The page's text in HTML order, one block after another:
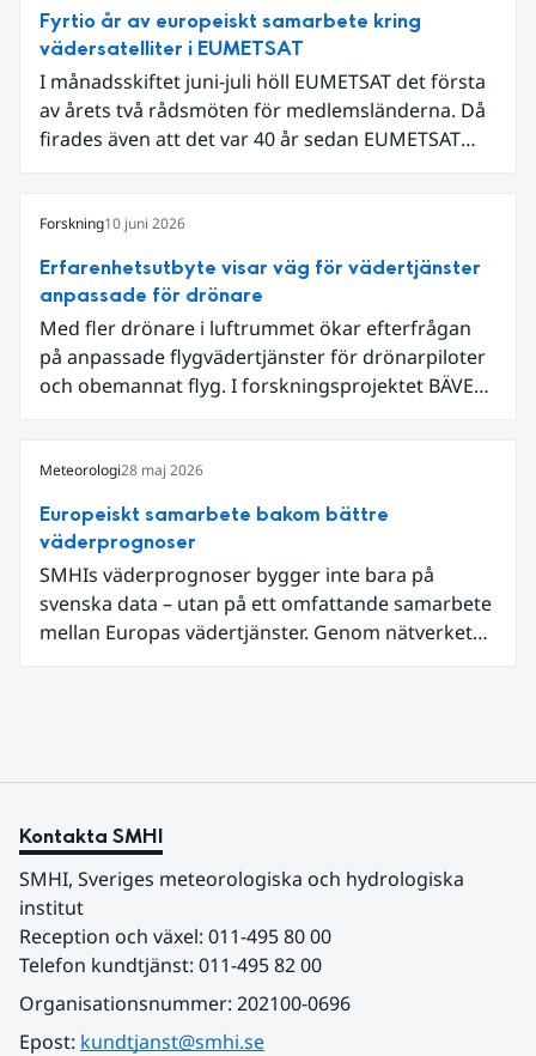
Fyrtio år av europeiskt samarbete kring
vädersatelliter i EUMETSAT
I månadsskiftet juni-juli höll EUMETSAT det första
av årets två rådsmöten för medlemsländerna. Då
firades även att det var 40 år sedan EUMETSAT
nu vuxit till ett internationellt samarbete som
både driver teknikutveckling och skapar
samhällsnytta genom meteorologiska satellitdata.
Forskning10 juni 2026
Erfarenhetsutbyte visar väg för vädertjänster
anpassade för drönare
Med fler drönare i luftrummet ökar efterfrågan
på anpassade flygvädertjänster för drönarpiloter
och obemannat flyg. I forskningsprojektet BÄVER
som möter dessa behov. Drygt halvvägs in i
projektet har projektets intressenter samlats för
en andra workshop som gav värdefulla insikter.
Meteorologi28 maj 2026
Europeiskt samarbete bakom bättre
väderprognoser
SMHIs väderprognoser bygger inte bara på
svenska data – utan på ett omfattande samarbete
mellan Europas vädertjänster. Genom nätverket
Kontakta SMHI
SMHI, Sveriges meteorologiska och hydrologiska
institut
Reception och växel: 011-495 80 00
Telefon kundtjänst: 011-495 82 00
Organisationsnummer: 202100-0696
Epost: kundtjanst@smhi.se